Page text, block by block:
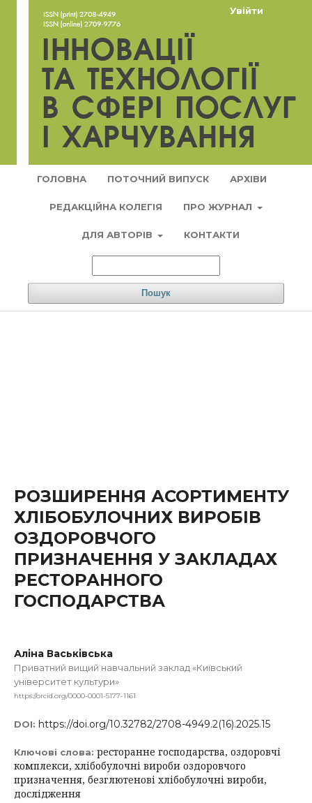
ГОЛОВНА ПОТОЧНИЙ ВИПУСК АРХІВИ
РЕДАКЦІЙНА КОЛЕГІЯ ПРО ЖУРНАЛ
ДЛЯ АВТОРІВ КОНТАКТИ
Пошук
Увійти
РОЗШИРЕННЯ АСОРТИМЕНТУ
ХЛІБОБУЛОЧНИХ ВИРОБІВ
ОЗДОРОВЧОГО
ПРИЗНАЧЕННЯ У ЗАКЛАДАХ
РЕСТОРАННОГО
ГОСПОДАРСТВА
Аліна Васьківська
Приватний вищий навчальний заклад «Київський
університет культури»
https://orcid.org/0000-0001-5177-1161
DOI: https://doi.org/10.32782/2708-4949.2(16).2025.15
Ключові слова: ресторанне господарства, оздоровчі
комплекси, хлібобулочні вироби оздоровчого
призначення, безглютенові хлібобулочні вироби,
дослідження